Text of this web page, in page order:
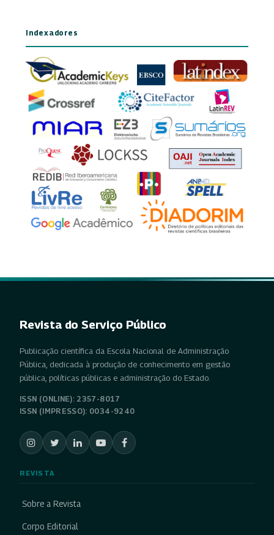
Indexadores
Revista do Serviço Público
Publicação científica da Escola Nacional de Administração
Pública, dedicada à produção de conhecimento em gestão
pública, políticas públicas e administração do Estado.
ISSN (ONLINE): 2357-8017
ISSN (IMPRESSO): 0034-9240
REVISTA
Sobre a Revista
Corpo Editorial